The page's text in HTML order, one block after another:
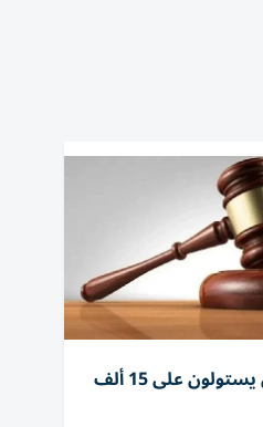
وسطاء وهميون يستولون على 15 ألف